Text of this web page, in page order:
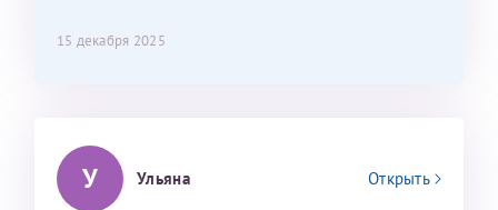
15 декабря 2025
У Ульяна Открыть